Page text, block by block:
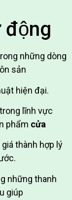
động
những dòng
sản
hiện đại.
lĩnh vực
phẩm cửa
thành hợp lý
những thanh
giúp